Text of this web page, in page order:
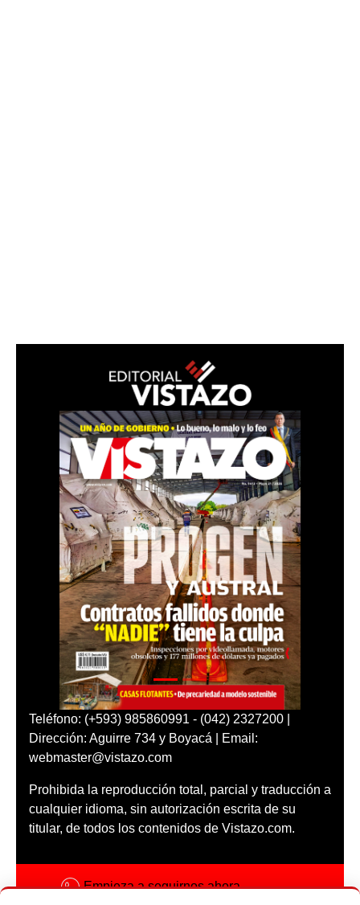
Teléfono: (+593) 985860991 - (042) 2327200 |
Dirección: Aguirre 734 y Boyacá | Email:
webmaster@vistazo.com
Prohibida la reproducción total, parcial y traducción a
cualquier idioma, sin autorización escrita de su
titular, de todos los contenidos de Vistazo.com.
Empieza a seguirnos ahora